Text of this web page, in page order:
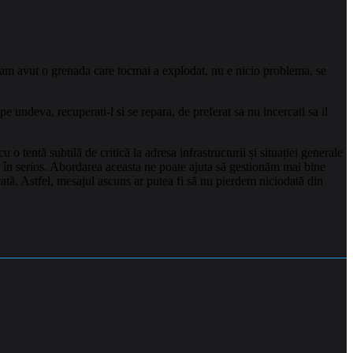
avut o grenada care tocmai a explodat, nu e nicio problema, se
pe undeva, recuperati-l si se repara, de preferat sa nu incercati sa il
o tentă subtilă de critică la adresa infrastructurii și situației generale
serios. Abordarea aceasta ne poate ajuta să gestionăm mai bine
Astfel, mesajul ascuns ar putea fi să nu pierdem niciodată din